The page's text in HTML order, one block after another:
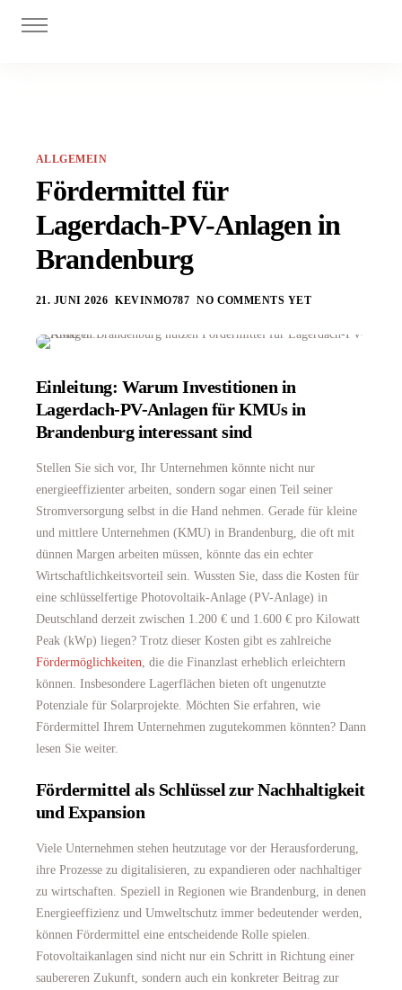
Blog
ALLGEMEIN
Fördermittel für
Lagerdach-PV-Anlagen in
Brandenburg
21. JUNI 2026 KEVINMO787 NO COMMENTS YET
Einleitung: Warum Investitionen in
Lagerdach-PV-Anlagen für KMUs in
Brandenburg interessant sind
Stellen Sie sich vor, Ihr Unternehmen könnte nicht nur
energieeffizienter arbeiten, sondern sogar einen Teil seiner
Stromversorgung selbst in die Hand nehmen. Gerade für kleine
und mittlere Unternehmen (KMU) in Brandenburg, die oft mit
dünnen Margen arbeiten müssen, könnte das ein echter
Wirtschaftlichkeitsvorteil sein. Wussten Sie, dass die Kosten für
eine schlüsselfertige Photovoltaik-Anlage (PV-Anlage) in
Deutschland derzeit zwischen 1.200 € und 1.600 € pro Kilowatt
Peak (kWp) liegen? Trotz dieser Kosten gibt es zahlreiche
Fördermöglichkeiten , die die Finanzlast erheblich erleichtern
können. Insbesondere Lagerflächen bieten oft ungenutzte
Potenziale für Solarprojekte. Möchten Sie erfahren, wie
Fördermittel Ihrem Unternehmen zugutekommen könnten? Dann
lesen Sie weiter.
Fördermittel als Schlüssel zur Nachhaltigkeit
und Expansion
Viele Unternehmen stehen heutzutage vor der Herausforderung,
ihre Prozesse zu digitalisieren, zu expandieren oder nachhaltiger
zu wirtschaften. Speziell in Regionen wie Brandenburg, in denen
Energieeffizienz und Umweltschutz immer bedeutender werden,
können Fördermittel eine entscheidende Rolle spielen.
Fotovoltaikanlagen sind nicht nur ein Schritt in Richtung einer
saubereren Zukunft, sondern auch ein konkreter Beitrag zur